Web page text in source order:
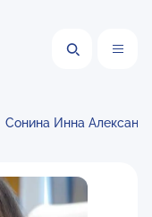
Сонина Инна